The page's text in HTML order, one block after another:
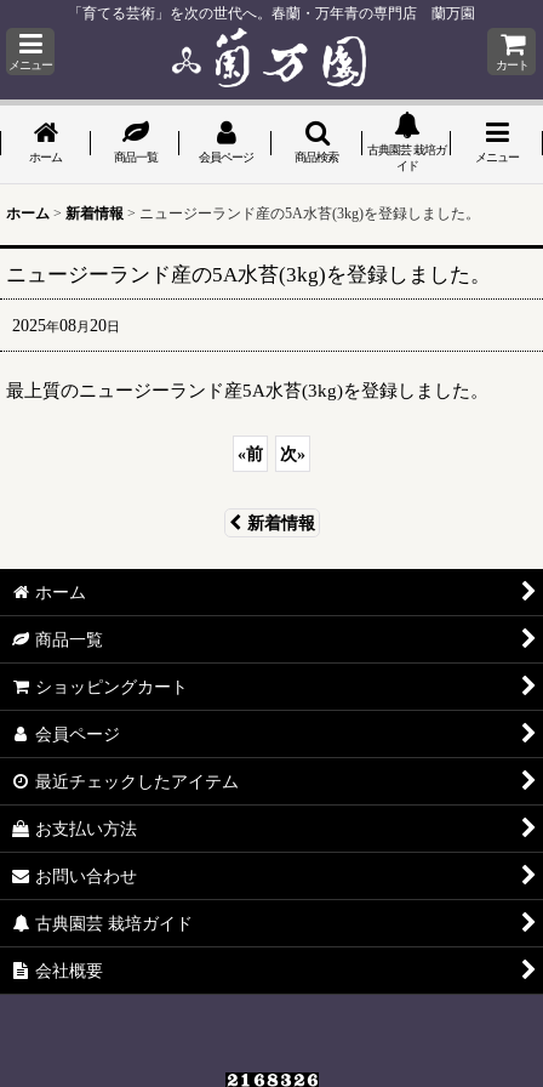
「育てる芸術」を次の世代へ。春蘭・万年青の専門店 蘭万園
メニュー カート
ホーム 商品一覧 会員ページ 商品検索
古典園芸 栽培ガ
イド
メニュー
ホーム > 新着情報 > ニュージーランド産の5A水苔(3kg)を登録しました。
ニュージーランド産の5A水苔(3kg)を登録しました。
2025年08月 20日
最上質のニュージーランド産5A水苔(3kg)を登録しました。
«前 次»
新着情報
ホーム
商品一覧
ショッピングカート
会員ページ
最近チェックしたアイテム
お支払い方法
お問い合わせ
古典園芸 栽培ガイド
会社概要